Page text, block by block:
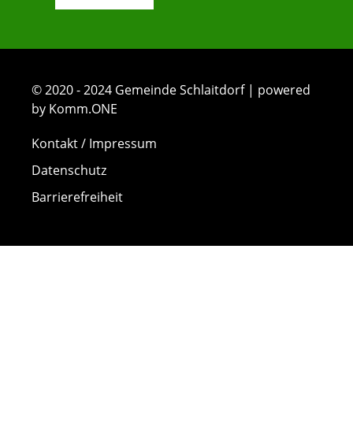
© 2020 - 2024 Gemeinde Schlaitdorf | powered
by Komm.ONE
Kontakt / Impressum
Datenschutz
Barrierefreiheit